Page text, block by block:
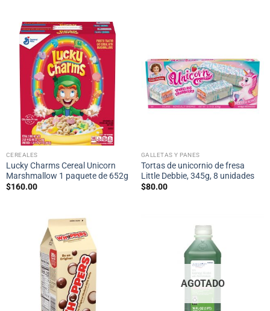
CEREALES
Lucky Charms Cereal Unicorn
Marshmallow 1 paquete de 652g
$160.00
GALLETAS Y PANES
Tortas de unicornio de fresa
Little Debbie, 345g, 8 unidades
$80.00
AGOTADO